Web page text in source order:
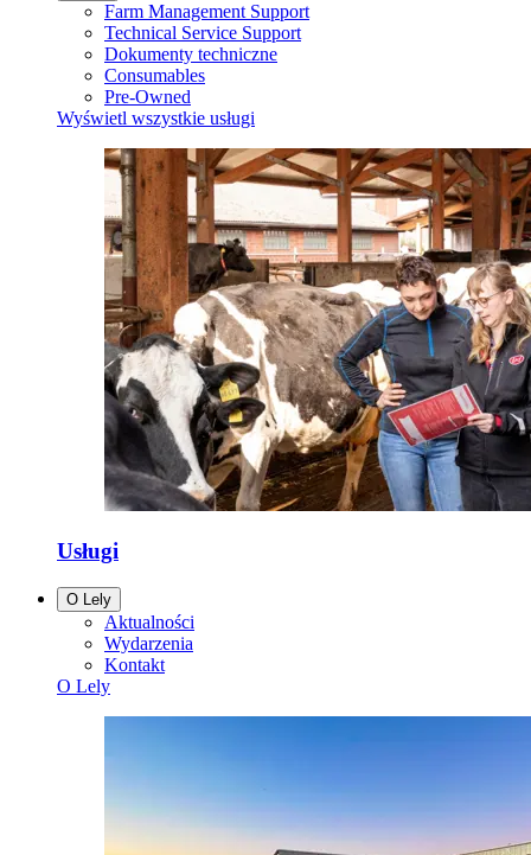
Farm Management Support
Technical Service Support
Dokumenty techniczne
Consumables
Pre-Owned
Wyświetl wszystkie usługi
Usługi
O Lely
Aktualności
Wydarzenia
Kontakt
O Lely